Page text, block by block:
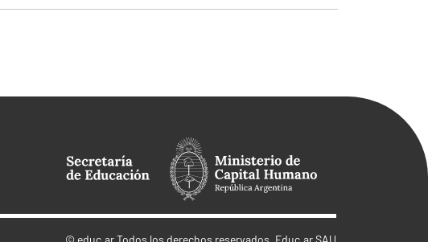
© educ.arTodos los derechos reservados. Educ.ar SAU